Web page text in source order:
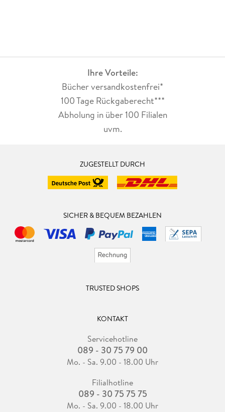
Ihre Vorteile:
Bücher versandkostenfrei*
100 Tage Rückgaberecht***
Abholung in über 100 Filialen
uvm.
ZUGESTELLT DURCH
SICHER & BEQUEM BEZAHLEN
TRUSTED SHOPS
KONTAKT
Servicehotline
089 - 30 75 79 00
Mo. - Sa. 9.00 - 18.00 Uhr
Filialhotline
089 - 30 75 75 75
Mo. - Sa. 9.00 - 18.00 Uhr